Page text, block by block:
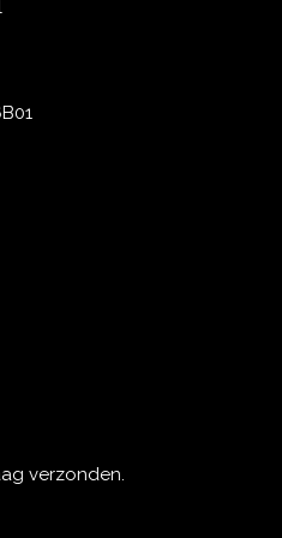
Delfts blauw
verzonden.